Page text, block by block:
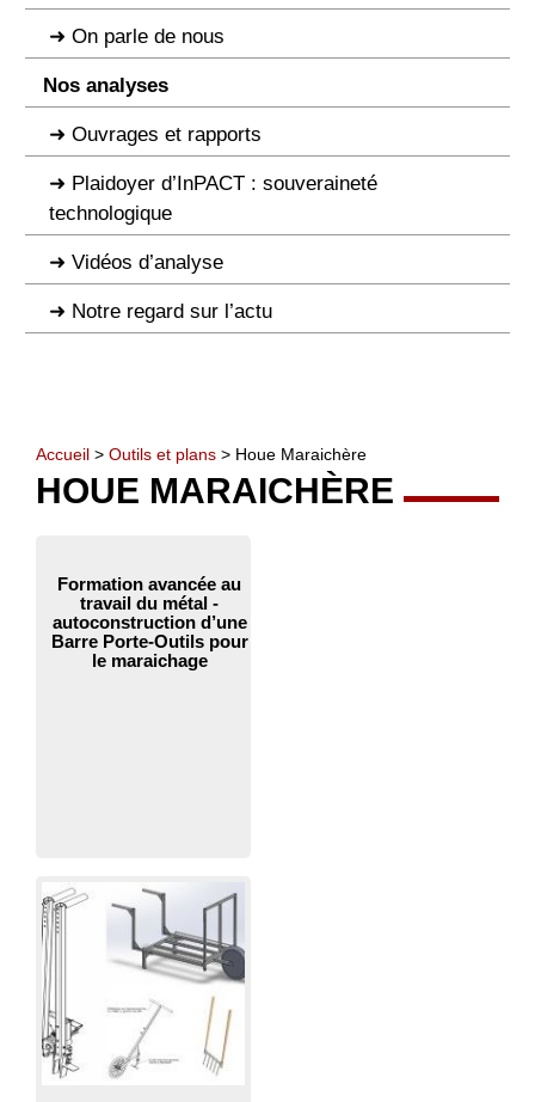
On parle de nous
Nos analyses
Ouvrages et rapports
Plaidoyer d’InPACT : souveraineté
technologique
Vidéos d’analyse
Notre regard sur l’actu
Accueil > Outils et plans > Houe Maraichère
HOUE MARAICHÈRE
Formation avancée au
travail du métal -
autoconstruction d’une
Barre Porte-Outils pour
le maraichage